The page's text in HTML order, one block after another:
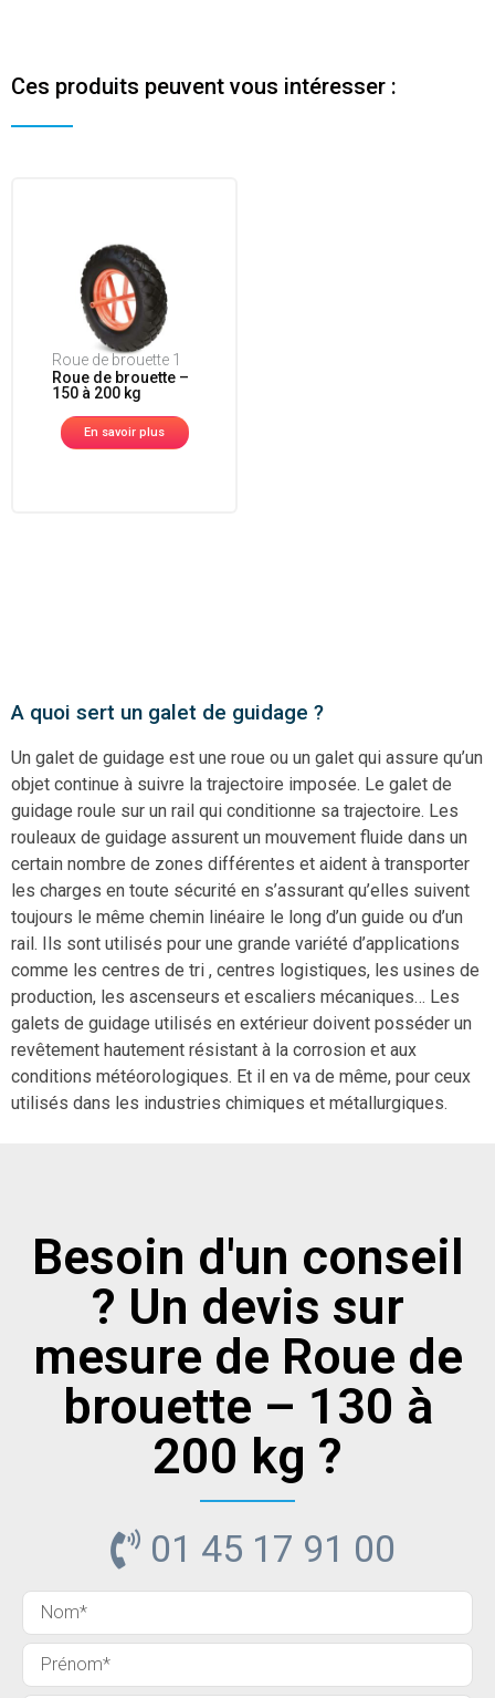
Ces produits peuvent vous intéresser :
Roue de brouette 1
Roue de brouette –
150 à 200 kg
En savoir plus
A quoi sert un galet de guidage ?
Un galet de guidage est une roue ou un galet qui assure qu’un
objet continue à suivre la trajectoire imposée. Le galet de
guidage roule sur un rail qui conditionne sa trajectoire. Les
rouleaux de guidage assurent un mouvement fluide dans un
certain nombre de zones différentes et aident à transporter
les charges en toute sécurité en s’assurant qu’elles suivent
toujours le même chemin linéaire le long d’un guide ou d’un
rail. Ils sont utilisés pour une grande variété d’applications
comme les centres de tri , centres logistiques, les usines de
production, les ascenseurs et escaliers mécaniques… Les
galets de guidage utilisés en extérieur doivent posséder un
revêtement hautement résistant à la corrosion et aux
conditions météorologiques. Et il en va de même, pour ceux
utilisés dans les industries chimiques et métallurgiques.
Besoin d'un conseil
? Un devis sur
mesure de Roue de
brouette – 130 à
200 kg ?
01 45 17 91 00